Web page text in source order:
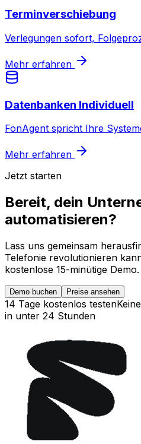
Terminverschiebung
Verlegungen sofort,
Mehr erfahren
Datenbanken Individuell
FonAgent spricht Ihre
Mehr erfahren
Jetzt starten
Bereit, dein
automatisieren?
Lass uns gemeinsam
Telefonie revolutionieren
kostenlose 15-minütige Demo.
Demo buchen Preise ansehen
14 Tage kostenlos testen
in unter 24 Stunden